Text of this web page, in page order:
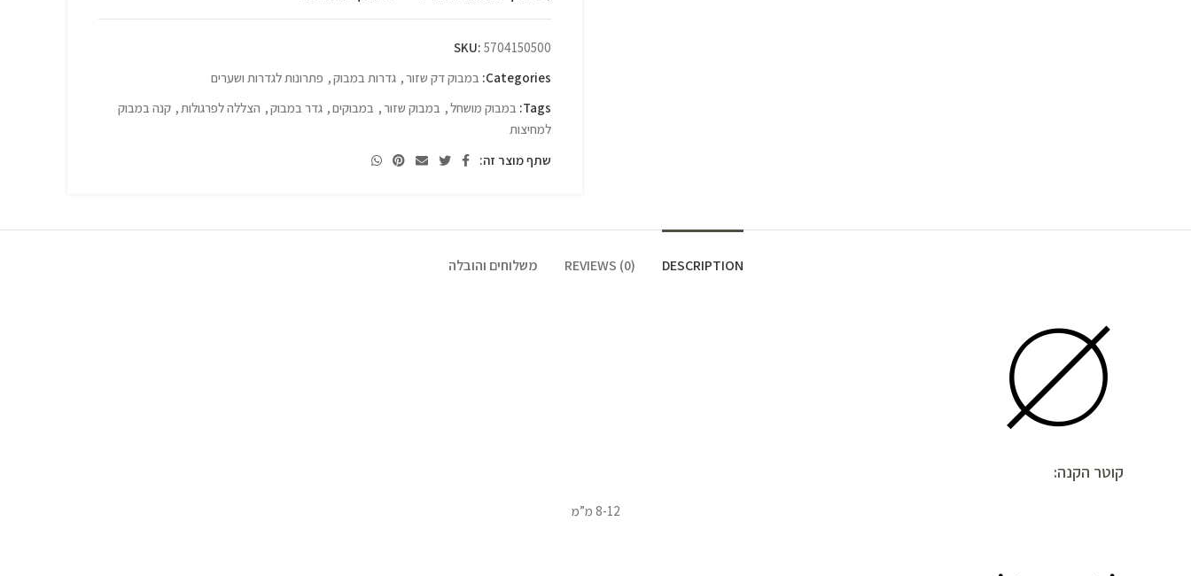
SKU: 5704150500
Categories: במבוק דק שזור, גדרות במבוק, פתרונות לגדרות ושערים
Tags: במבוק מושחל, במבוק שזור, במבוקים, גדר במבוק, הצללה לפרגולות , קנה במבוק
למחיצות
שתף מוצר זה:
DESCRIPTION
REVIEWS (0) משלוחים והובלה
קוטר הקנה:
8-12 מ”מ